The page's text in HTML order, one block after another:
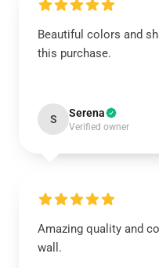
Beautiful colors and
this purchase.
S Serena
Verified owner
Amazing quality and
wall.